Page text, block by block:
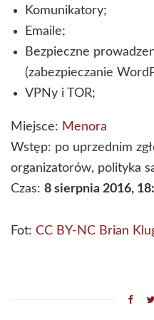
Komunikatory;
Emaile;
Bezpieczne
(zabezpieczanie
VPNy i TOR;
Miejsce: Menora
Wstęp: po uprzednim
organizatorów, polityka
Czas: 8 sierpnia 2016,
Fot: CC BY-NC Brian